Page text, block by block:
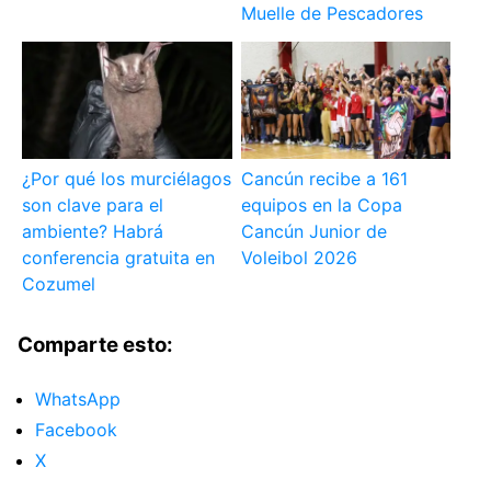
Muelle de Pescadores
¿Por qué los murciélagos
son clave para el
ambiente? Habrá
conferencia gratuita en
Cozumel
Cancún recibe a 161
equipos en la Copa
Cancún Junior de
Voleibol 2026
Comparte esto:
WhatsApp
Facebook
X